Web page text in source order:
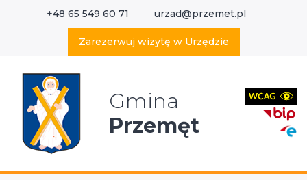
+48 65 549 60 71 urzad@przemet.pl
Zarezerwuj wizytę w Urzędzie
Gmina
Przemęt
Wyszukaj w serwisie